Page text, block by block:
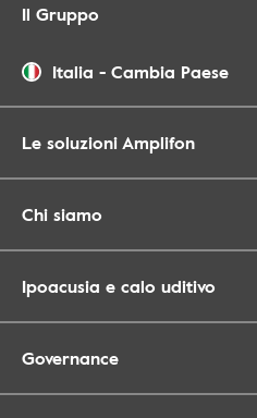
Il Gruppo
Italia - Cambia Paese
Le soluzioni Amplifon
Chi siamo
Ipoacusia e calo uditivo
Governance